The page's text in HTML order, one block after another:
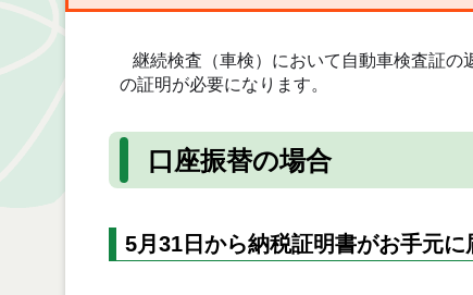
継続検査（車検）において自動車検査証の
の証明が必要になります。
口座振替の場合
5月31日から納税証明書がお手元